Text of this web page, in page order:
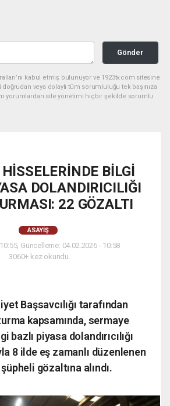
Gönder
kabul etmiş bulunuyor ve 1923tv.com sitesine
doğrudan veya dolaylı tüm sorumluluğu tek başınıza
yorumlardan site yönetimi hiçbir şekilde sorumlu
BİLGİ
DOLANDIRICILIĞI
22 GÖZALTI
ASAYIŞ
Güncelleme: 04.02.2026 - 10:58
3060+ kez okundu.
Başsavcılığı tarafından
kapsamında, sermaye
bazlı piyasa dolandırıcılığı
8 ilde eş zamanlı düzenlenen
gözaltına alındı.